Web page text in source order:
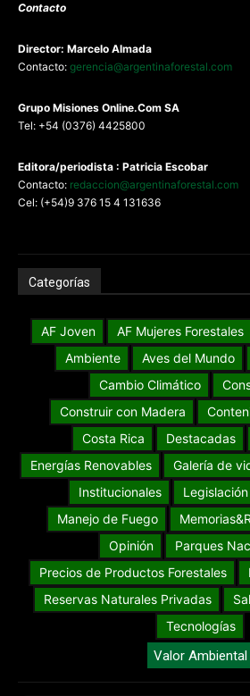
Contacto
Director: Marcelo Almada
Contacto: gerencia@argentinaforestal.com
Grupo Misiones Online.Com SA
Tel: +54 (0376) 4425800
Editora/periodista : Patricia Escobar
Contacto: redaccion@argentinaforestal.com
Cel: (+54)9 376 15 4 131636
Categorías
AF Joven AF Mujeres Forestales
Ambiente
Aves del Mundo
Cambio Climático
Construir con Madera
Costa Rica
Destacadas
Energías Renovables
Galería de
Institucionales
Manejo de Fuego
Opinión
Parques
Precios de Productos Forestales
Reservas Naturales Privadas
Tecnologías
Valor Ambiental